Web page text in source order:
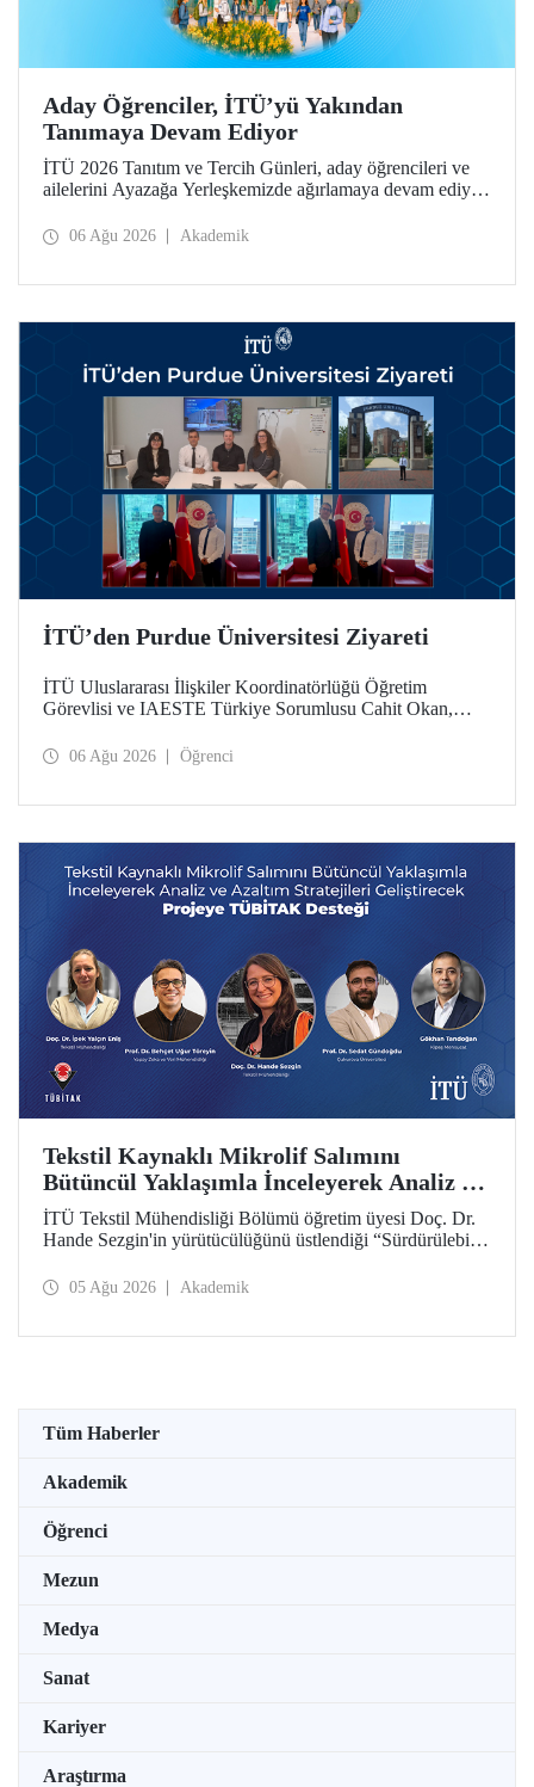
Aday Öğrenciler, İTÜ’yü Yakından
Tanımaya Devam Ediyor
İTÜ 2026 Tanıtım ve Tercih Günleri, aday öğrencileri ve
ailelerini Ayazağa Yerleşkemizde ağırlamaya devam ediyor.
ilgili fakülte ve birimler adaylara bilgi vermeye devam
06 Ağu 2026 Akademik
İTÜ’den Purdue Üniversitesi Ziyareti
İTÜ Uluslararası İlişkiler Koordinatörlüğü Öğretim
Görevlisi ve IAESTE Türkiye Sorumlusu Cahit Okan,
Temmuz tarihlerinde ABD’de dünyanın önde gelen
06 Ağu 2026 Öğrenci
Tekstil Kaynaklı Mikrolif Salımını
Bütüncül Yaklaşımla İnceleyerek Analiz ve
Azaltım Stratejileri Geliştirecek Projeye
TÜBİTAK Desteği
İTÜ Tekstil Mühendisliği Bölümü öğretim üyesi Doç. Dr.
Hande Sezgin'in yürütücülüğünü üstlendiği “Sürdürülebilir
Koşullarına Bağlı Mikrolif Salımı: Aşınma, UV Maruziyeti
05 Ağu 2026 Akademik
Tüm Haberler
Akademik
Öğrenci
Mezun
Medya
Sanat
Kariyer
Araştırma